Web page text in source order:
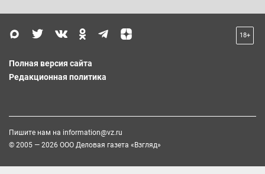
18+
Полная версия сайта
Редакционная политика
Пишите нам на information@vz.ru
© 2005 — 2026 ООО Деловая газета «Взгляд»